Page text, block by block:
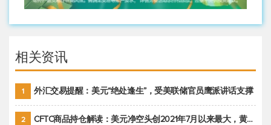
相关资讯
1 外汇交易提醒：美元“绝处逢生”，受美联储官员鹰派讲话支撑
2 CFTC商品持仓解读：美元净空头创2021年7月以来最大，黄金期货投机性净多头头寸减少